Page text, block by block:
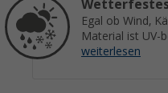
Egal ob Wind,
Material ist UV-
weiterlesen